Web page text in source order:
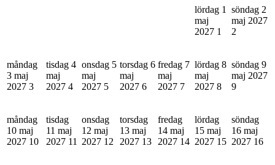
lördag 1
maj
2027 1
söndag 2
maj 2027
2
måndag
3 maj
2027 3
tisdag 4
maj
2027 4
onsdag 5
maj
2027 5
torsdag 6
maj
2027 6
fredag 7
maj
2027 7
lördag 8
maj
2027 8
söndag 9
maj 2027
9
måndag
10 maj
2027 10
tisdag
11 maj
2027 11
onsdag
12 maj
2027 12
torsdag
13 maj
2027 13
fredag
14 maj
2027 14
lördag
15 maj
2027 15
söndag
16 maj
2027 16